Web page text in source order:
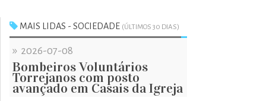
MAIS LIDAS - SOCIEDADE (ÚLTIMOS 30 DIAS)
» 2026-07-08
Bombeiros Voluntários
Torrejanos com posto
avançado em Casais da Igreja